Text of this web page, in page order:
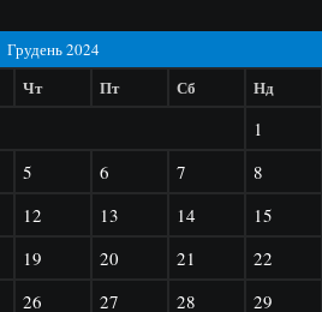
Грудень 2024
Чт Пт Сб Нд
1
5 6 7
8
12 13 14
15
19 20 21
22
26 27 28 29